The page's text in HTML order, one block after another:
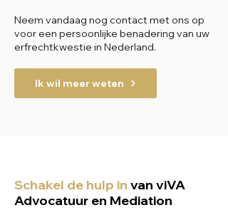
Neem vandaag nog contact met ons op
voor een persoonlijke benadering van uw
erfrechtkwestie in Nederland.
Ik wil meer weten
Schakel de hulp in van viVA
Advocatuur en Mediation